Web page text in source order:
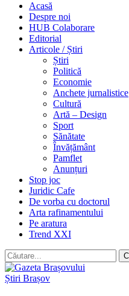
Acasă
Despre noi
HUB Colaborare
Editorial
Articole / Știri
Știri
Politică
Economie
Anchete jurnalistice
Cultură
Artă – Design
Sport
Sănătate
Învățământ
Pamflet
Anunțuri
Stop joc
Juridic Cafe
De vorba cu doctorul
Arta rafinamentului
Pe aratura
Trend XXI
Știri Brașov